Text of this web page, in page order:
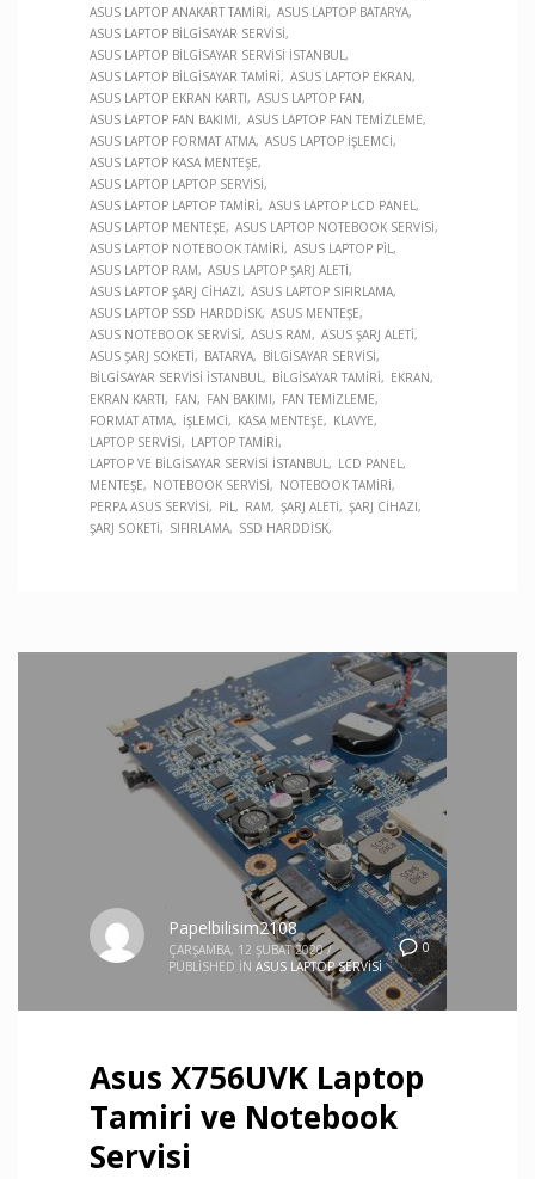
ASUS LAPTOP ANAKART TAMIRI
ASUS LAPTOP BATARYA
ASUS LAPTOP BILGISAYAR SERVISI
ASUS LAPTOP BILGISAYAR SERVISI İSTANBUL
ASUS LAPTOP BILGISAYAR TAMIRI
ASUS LAPTOP EKRAN
ASUS LAPTOP EKRAN KARTI
ASUS LAPTOP FAN
ASUS LAPTOP FAN BAKIMI
ASUS LAPTOP FAN TEMIZLEME
ASUS LAPTOP FORMAT ATMA ASUS LAPTOP İŞLEMCI
ASUS LAPTOP KASA MENTEŞE
ASUS LAPTOP LAPTOP SERVISI
ASUS LAPTOP LAPTOP TAMIRI
ASUS LAPTOP LCD PANEL
ASUS LAPTOP MENTEŞE
ASUS LAPTOP NOTEBOOK SERVISI
ASUS LAPTOP NOTEBOOK TAMIRI
ASUS LAPTOP PIL
ASUS LAPTOP RAM
ASUS LAPTOP ŞARJ ALETI
ASUS LAPTOP ŞARJ CIHAZI
ASUS LAPTOP SIFIRLAMA
ASUS LAPTOP SSD HARDDISK ASUS MENTEŞE
ASUS NOTEBOOK SERVISI
ASUS RAM
ASUS ŞARJ ALETI
ASUS ŞARJ SOKETI
BATARYA
BILGISAYAR SERVISI
BILGISAYAR SERVISI İSTANBUL
BILGISAYAR TAMIRI
EKRAN
EKRAN KARTI
FAN FAN BAKIMI
FAN TEMIZLEME
FORMAT ATMA
İŞLEMCI KASA MENTEŞE
KLAVYE
LAPTOP SERVISI
LAPTOP TAMIRI
LAPTOP VE BILGISAYAR SERVISI İSTANBUL
LCD PANEL
MENTEŞE
NOTEBOOK SERVISI
NOTEBOOK TAMIRI
PERPA ASUS SERVISI
PIL RAM ŞARJ ALETI
ŞARJ CIHAZI
ŞARJ SOKETI
SIFIRLAMA SSD HARDDISK
0
Papelbilisim2108
ÇARŞAMBA, 12 ŞUBAT 2020 /
PUBLISHED IN ASUS LAPTOP SERVISI
Asus X756UVK Laptop
Tamiri ve Notebook
Servisi